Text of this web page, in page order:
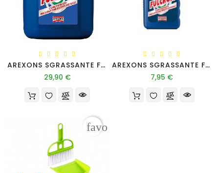
Prodotti
AREXONS SGRASSANTE FULCRON LT 5
29,90 €Prezzo
AREXONS SGRASSANTE FULCRON LT 1
7,95 €Prezzo
favorite_border